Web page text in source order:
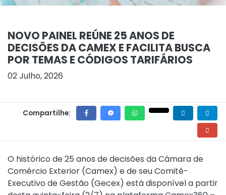
NOVO PAINEL REÚNE 25 ANOS DE
DECISÕES DA CAMEX E FACILITA BUSCA
POR TEMAS E CÓDIGOS TARIFÁRIOS
02 Julho, 2026
Compartilhe:
O histórico de 25 anos de decisões da Câmara de
Comércio Exterior (Camex) e de seu Comitê-
Executivo de Gestão (Gecex) está disponível a partir